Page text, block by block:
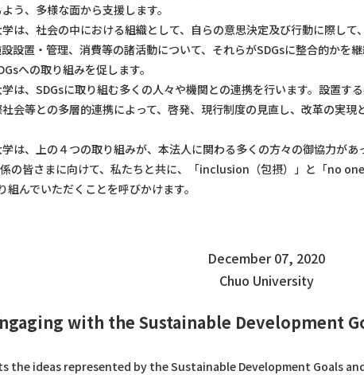
う、多様な面から支援します。
は、社会の中における組織として、自らの意思決定及び行動に際して
設置・管理、消費等の諸活動について、それらがSDGsに整合的かを
への取り組みを促します。
は、SDGsに取り組む多くの人々や機関との連携を行います。設置す
会等との多層的連携によって、啓発、現行制度の見直し、改革の実
は、上の４つの取り組みが、本法人に関わる多くの方々の御協力が
の皆さまに向けて、私たちと共に、「inclusion（包摂）」と「no
んでいただくことを呼びかけます。
December 07, 2020
Chuo University
with the Sustainable Development
the ideas represented by the Sustainable Development Goals